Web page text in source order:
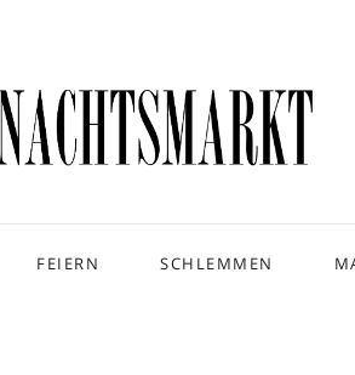
FEIERN SCHLEMMEN